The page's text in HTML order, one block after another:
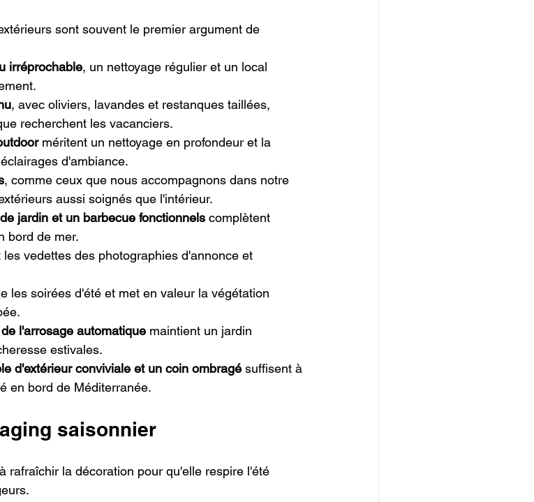
sont souvent le premier argument de
irréprochable, un nettoyage régulier et un local
, avec oliviers, lavandes et restanques taillées,
recherchent les vacanciers.
méritent un nettoyage en profondeur et la
d'ambiance.
, comme ceux que nous accompagnons dans notre
aussi soignés que l'intérieur.
jardin et un barbecue fonctionnels complètent
bord de mer.
les vedettes des photographies d'annonce et
les soirées d'été et met en valeur la végétation
l'arrosage automatique maintient un jardin
estivales.
d'extérieur conviviale et un coin ombragé suffisent à
en bord de Méditerranée.
saisonnier
rafraîchir la décoration pour qu'elle respire l'été